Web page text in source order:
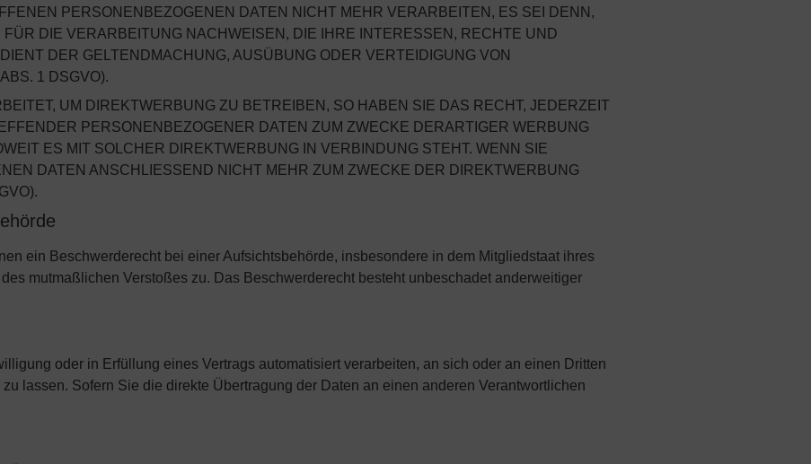
PERSONENBEZOGENEN DATEN NICHT MEHR VERARBEITEN, ES SEI DENN,
DIE VERARBEITUNG NACHWEISEN, DIE IHRE INTERESSEN, RECHTE UND
DER GELTENDMACHUNG, AUSÜBUNG ODER VERTEIDIGUNG VON
1 DSGVO).
UM DIREKTWERBUNG ZU BETREIBEN, SO HABEN SIE DAS RECHT, JEDERZEIT
PERSONENBEZOGENER DATEN ZUM ZWECKE DERARTIGER WERBUNG
ES MIT SOLCHER DIREKTWERBUNG IN VERBINDUNG STEHT. WENN SIE
DATEN ANSCHLIESSEND NICHT MEHR ZUM ZWECKE DER DIREKTWERBUNG
ein Beschwerderecht bei einer Aufsichtsbehörde, insbesondere in dem Mitgliedstaat ihres
mutmaßlichen Verstoßes zu. Das Beschwerderecht besteht unbeschadet anderweitiger
oder in Erfüllung eines Vertrags automatisiert verarbeiten, an sich oder an einen Dritten
lassen. Sofern Sie die direkte Übertragung der Daten an einen anderen Verantwortlichen